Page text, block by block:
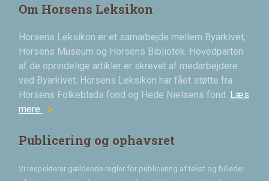
Om Horsens Leksikon
Horsens Leksikon er et samarbejde mellem Byarkivet,
Horsens Museum og Horsens Bibliotek. Hovedparten
af de oprindelige artikler er skrevet af medarbejdere
ved Byarkivet. Horsens Leksikon har fået støtte fra
Horsens Folkeblads fond og Hede Nielsens fond. Læs
mere chevron_right
Publicering og ophavsret
Vi respekterer gældende regler for publicering af tekst og billeder